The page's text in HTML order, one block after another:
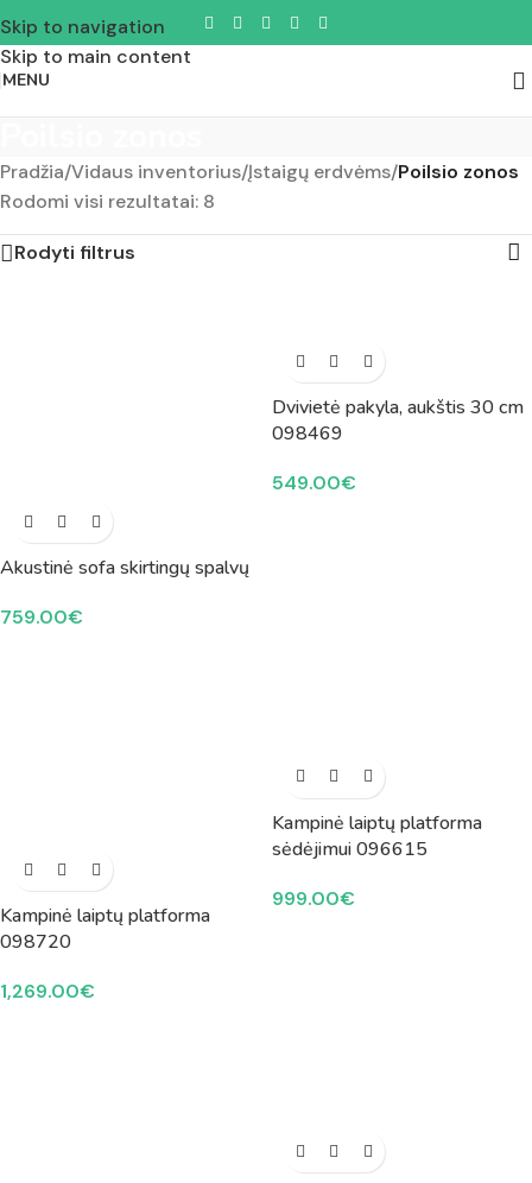
Skip to navigation
Skip to main content
MENU
Pradžia/Vidaus inventorius/Įstaigų erdvėms/Poilsio zonos
Rodomi visi rezultatai: 8
Rodyti filtrus
Akustinė sofa skirtingų spalvų
759.00€
Dvivietė pakyla, aukštis 30 cm
098469
549.00€
Kampinė laiptų platforma
098720
1,269.00€
Kampinė laiptų platforma
sėdėjimui 096615
999.00€